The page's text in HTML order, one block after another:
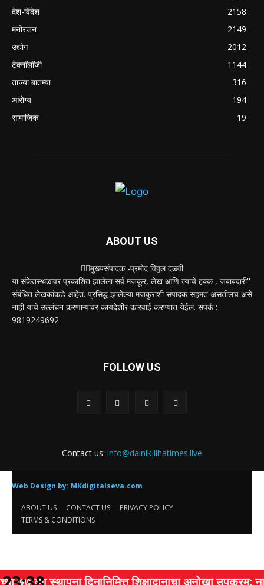
देश-विदेश
2158
मनोरंजन
2149
उद्योग
2012
टेक्नॉलॉजी
1144
ताज्या बातम्या
316
आरोग्य
194
सामाजिक
19
ABOUT US
✍🏻मुख्यसंपादक -प्रमोद विठ्ठल दळवी
या संकेतस्थळावर प्रकाशित झालेला सर्व मजकूर, लेख आणि त्याचे हक्क , जबाबदारी''
संबंधित लेखकांकडे आहेत. प्रसिद्ध झालेल्या मजकुराशी संपादक सहमत असतीलच असे
नाही याचे उल्लंघन करणाऱ्यांवर कायदेशीर कारवाई करण्यात येईल. संपर्क :-
9819249692
FOLLOW US
Contact us: info@dainikjilhatimes.live
Web Design by: MKdigitalseva.com
ABOUT US CONTACT US
PRIVACY POLICY
TERMS & CONDITIONS
स्थापना दिनानिमित्त शिक्षादानाचा अनोखा उपक्रम;